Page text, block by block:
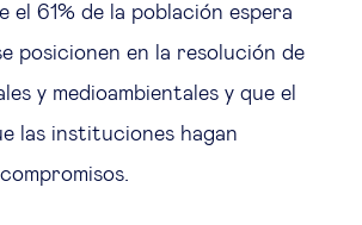
el 61% de la población espera
posicionen en la resolución de
y medioambientales y que el
las instituciones hagan